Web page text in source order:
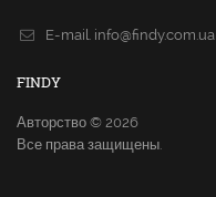
E-mail. info@findy.com.ua
FINDY
Авторство © 2026
Все права защищены.